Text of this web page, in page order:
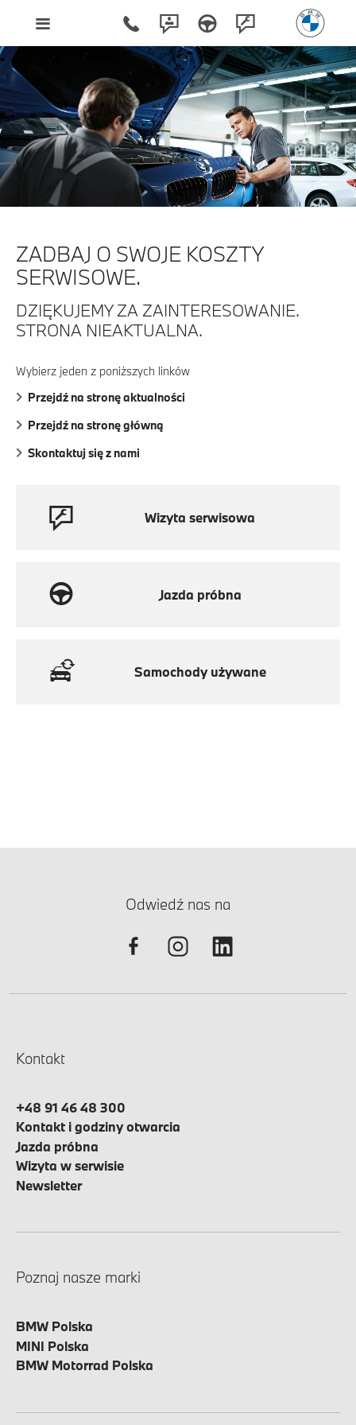
ZADBAJ O SWOJE KOSZTY
SERWISOWE.
DZIĘKUJEMY ZA ZAINTERESOWANIE.
STRONA NIEAKTUALNA.
Wybierz jeden z poniższych linków
Przejdź na stronę aktualności
Przejdź na stronę główną
Skontaktuj się z nami
Wizyta serwisowa
Jazda próbna
Samochody używane
Odwiedź nas na
Kontakt
+48 91 46 48 300
Kontakt i godziny otwarcia
Jazda próbna
Wizyta w serwisie
Newsletter
Poznaj nasze marki
BMW Polska
MINI Polska
BMW Motorrad Polska